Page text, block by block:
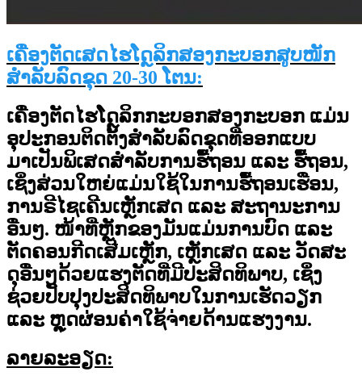
ເຄື່ອງຕັດເສດໄຮໂດຼລິກສອງກະບອກສູບໜັກ
ສຳລັບລົດຂຸດ 20-30 ໂຕນ:
ເຄື່ອງຕັດໄຮໂດຼລິກກະບອກສອງກະບອກ ແມ່ນ
ອຸປະກອນຕິດຕັ້ງສຳລັບລົດຂຸດທີ່ອອກແບບ
ມາເປັນພິເສດສຳລັບການຮື້ຖອນ ແລະ ຮື້ຖອນ,
ເຊິ່ງສ່ວນໃຫຍ່ແມ່ນໃຊ້ໃນການຮື້ຖອນເຮືອນ,
ການຣີໄຊເຄີນເຫຼັກເສດ ແລະ ສະຖານະການ
ອື່ນໆ. ໜ້າທີ່ຫຼັກຂອງມັນແມ່ນການບົດ ແລະ
ຕັດຄອນກີດເສີມເຫຼັກ, ເຫຼັກເສດ ແລະ ວັດສະ
ດຸອື່ນໆດ້ວຍແຮງຕັດທີ່ມີປະສິດທິພາບ, ເຊິ່ງ
ຊ່ວຍປັບປຸງປະສິດທິພາບໃນການເຮັດວຽກ
ແລະ ຫຼຸດຜ່ອນຄ່າໃຊ້ຈ່າຍດ້ານແຮງງານ.
ລາຍລະອຽດ: